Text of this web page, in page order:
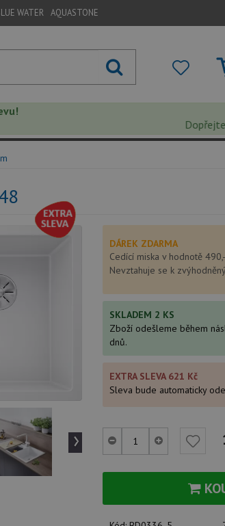
WATER AQUASTONE
Dopřejte si
›
DÁREK ZDARMA
Cedící miska v hodnotě
Nevztahuje se k
SKLADEM 2 KS
Zboží odešleme během
dnů.
EXTRA SLEVA 621 Kč
Sleva bude automaticky